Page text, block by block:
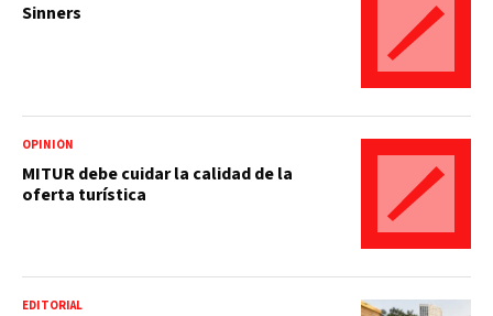
Sinners
OPINIÓN
MITUR debe cuidar la calidad de la
oferta turística
EDITORIAL